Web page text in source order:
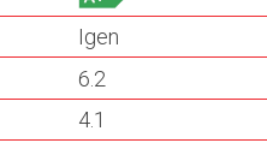
Igen
6.2
4.1